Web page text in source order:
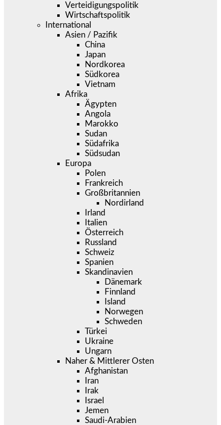
Verteidigungspolitik
Wirtschaftspolitik
International
Asien / Pazifik
China
Japan
Nordkorea
Südkorea
Vietnam
Afrika
Ägypten
Angola
Marokko
Sudan
Südafrika
Südsudan
Europa
Polen
Frankreich
Großbritannien
Nordirland
Irland
Italien
Österreich
Russland
Schweiz
Spanien
Skandinavien
Dänemark
Finnland
Island
Norwegen
Schweden
Türkei
Ukraine
Ungarn
Naher & Mittlerer Osten
Afghanistan
Iran
Irak
Israel
Jemen
Saudi-Arabien